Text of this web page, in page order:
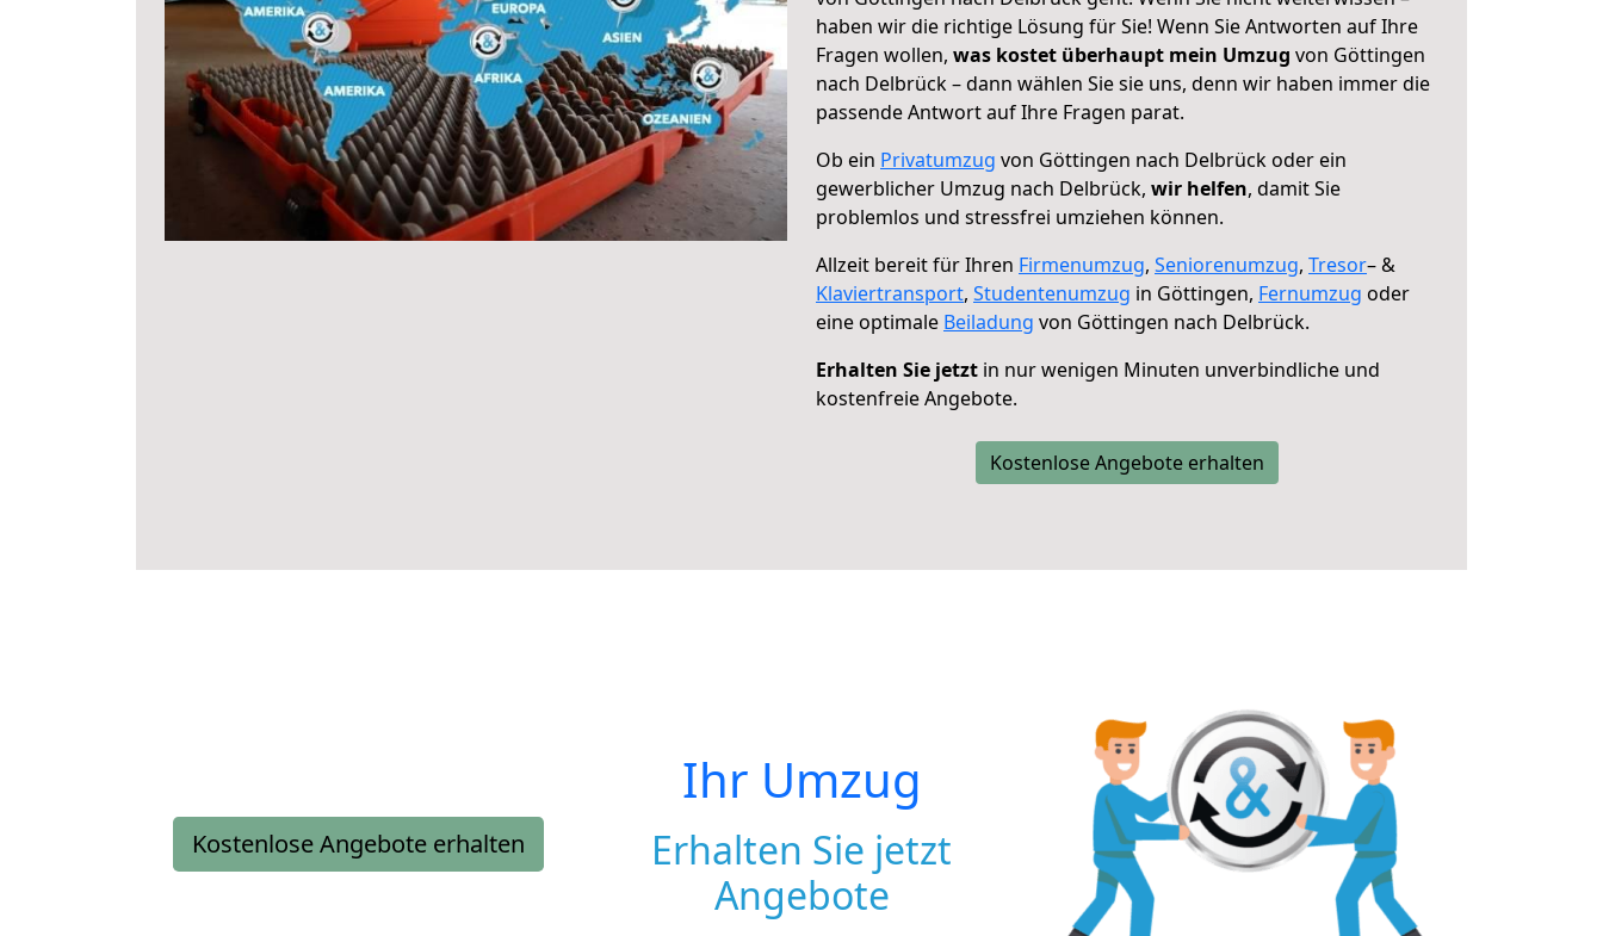
haben wir die richtige Lösung für Sie! Wenn Sie Antworten auf Ihre
Fragen wollen, was kostet überhaupt mein Umzug von Göttingen
nach Delbrück – dann wählen Sie sie uns, denn wir haben immer die
passende Antwort auf Ihre Fragen parat.
Ob ein Privatumzug von Göttingen nach Delbrück oder ein
gewerblicher Umzug nach Delbrück, wir helfen, damit Sie
problemlos und stressfrei umziehen können.
Allzeit bereit für Ihren Firmenumzug, Seniorenumzug, Tresor– &
Klaviertransport, Studentenumzug in Göttingen, Fernumzug oder
eine optimale Beiladung von Göttingen nach Delbrück.
Erhalten Sie jetzt in nur wenigen Minuten unverbindliche und
kostenfreie Angebote.
Kostenlose Angebote erhalten
Kostenlose Angebote erhalten
Ihr Umzug
Erhalten Sie jetzt
Angebote